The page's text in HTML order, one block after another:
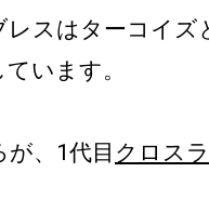
レスはターコイズ
います。
が、1代目 クロス